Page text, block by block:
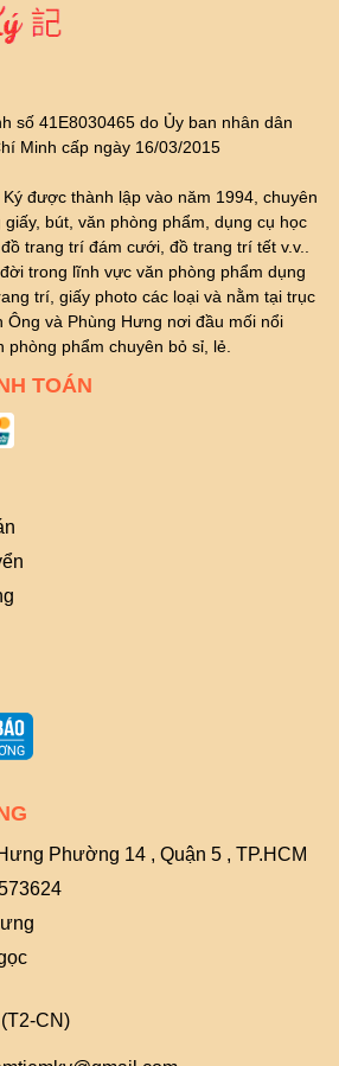
số 41E8030465 do Ủy ban nhân dân
Minh cấp ngày 16/03/2015
được thành lập vào năm 1994, chuyên
bút, văn phòng phẩm, dụng cụ học
trang trí đám cưới, đồ trang trí tết v.v..
trong lĩnh vực văn phòng phẩm dụng
trí, giấy photo các loại và nằm tại trục
và Phùng Hưng nơi đầu mối nổi
phòng phẩm chuyên bỏ sỉ, lẻ.
TOÁN
Phường 14 , Quận 5 , TP.HCM
CN)